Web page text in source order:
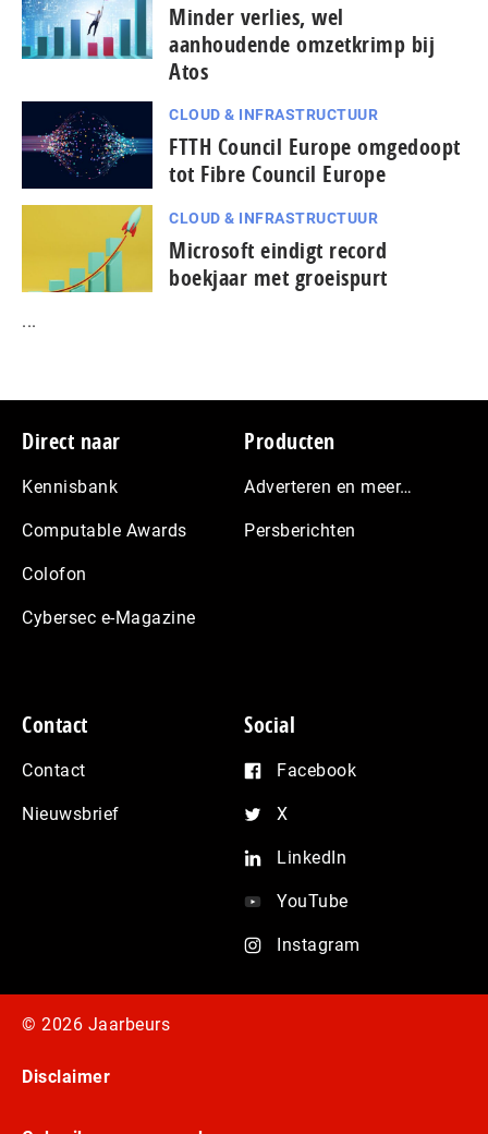
Minder verlies, wel
aanhoudende omzetkrimp bij
Atos
CLOUD & INFRASTRUCTUUR
FTTH Council Europe omgedoopt
tot Fibre Council Europe
CLOUD & INFRASTRUCTUUR
Microsoft eindigt record
boekjaar met groeispurt
...
Footer
Direct naar
Kennisbank
Computable Awards
Colofon
Cybersec e-Magazine
Producten
Adverteren en meer…
Persberichten
Contact
Contact
Nieuwsbrief
Social
Facebook
X
LinkedIn
YouTube
Instagram
© 2026 Jaarbeurs
Disclaimer